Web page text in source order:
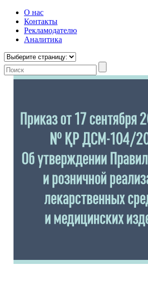
О нас
Контакты
Рекламодателю
Аналитика